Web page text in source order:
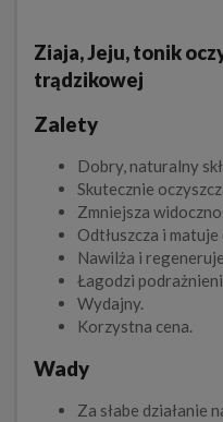
Ziaja, Jeju, tonik
trądzikowej
Zalety
Dobry, naturalny
Skutecznie
Zmniejsza
Odtłuszcza i matuje
Nawilża i
Łagodzi
Wydajny.
Korzystna cena.
Wady
Za słabe działanie